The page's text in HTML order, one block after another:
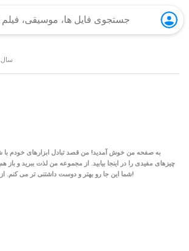
5
به صفحه من خوش آمدید! من قصد تبادل ابزارهای خودم با
چیزهای مفیدی را در اینجا بیابید. از مجموعه من لذت ببرید و باز
شما این جا رو بهتر و دوست داشتنی تر می کنم. از وقتی که گذاشتید متشکرم!